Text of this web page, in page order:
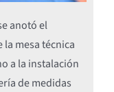
anotó el
mesa técnica
a la instalación
de medidas